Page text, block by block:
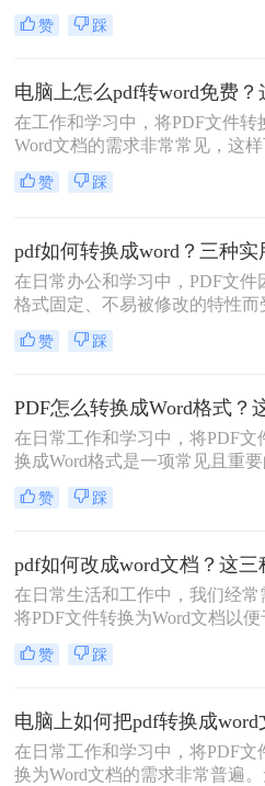
文件因其不易被编辑和修改的特
广受青睐，但在某些情况下，我
步的编辑和修改。那么怎样把
换成Word呢？本文将介绍四种将
转换成Word的方法，旨在帮助用
速、准确地完成PDF到Word的
赞 踩
在工作和学习中，将PDF文件转
Word文档的需求非常常见，这样
方便地编辑和修改文档内容。那
脑上怎么PDF转Word免费呢？本
助您根据实际需求选择最合适的
式。
赞 踩
在日常办公和学习中，PDF文件
格式固定、不易被修改的特性而
广泛应用。然而，当需要编辑或
PDF文件内容时，将其转换为
何转换成word呢？本文将介绍三
PDF转换成Word的方法。
赞 踩
在日常工作和学习中，将PDF文
换成Word格式是一项常见且重要
务。Word文档因其编辑灵活性和
性而广受欢迎，特别是在需要修
转换成Word格式呢？本文将介绍
将PDF转换成Word格式的方法。
赞 踩
在日常生活和工作中，我们经常
将PDF文件转换为Word文档以便
辑和修改。那么pdf如何改成word
呢？本文将介绍三种常用的方法
赞 踩
在日常工作和学习中，将PDF文
换为Word文档的需求非常普遍。